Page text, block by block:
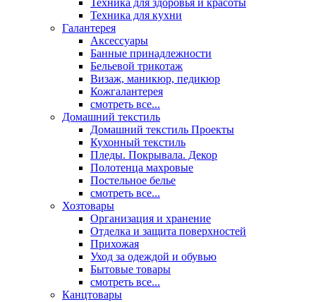
Техника для здоровья и красоты
Техника для кухни
Галантерея
Аксессуары
Банные принадлежности
Бельевой трикотаж
Визаж, маникюр, педикюр
Кожгалантерея
смотреть все...
Домашний текстиль
Домашний текстиль Проекты
Кухонный текстиль
Пледы. Покрывала. Декор
Полотенца махровые
Постельное белье
смотреть все...
Хозтовары
Организация и хранение
Отделка и защита поверхностей
Прихожая
Уход за одеждой и обувью
Бытовые товары
смотреть все...
Канцтовары